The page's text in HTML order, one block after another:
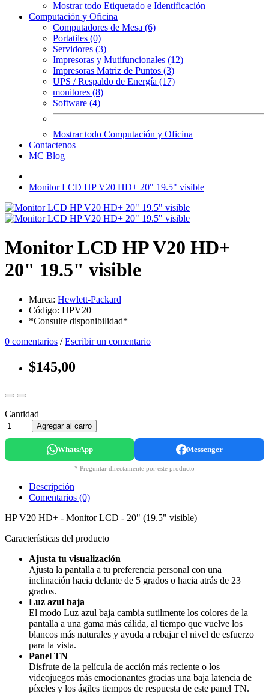
Mostrar todo Etiquetado e Identificación
Computación y Oficina
Computadores de Mesa (6)
Portatiles (0)
Servidores (3)
Impresoras y Mutifuncionales (12)
Impresoras Matriz de Puntos (3)
UPS / Respaldo de Energía (17)
monitores (8)
Software (4)
Mostrar todo Computación y Oficina
Contactenos
MC Blog
Monitor LCD HP V20 HD+ 20" 19.5" visible
Monitor LCD HP V20 HD+
20" 19.5" visible
Marca: Hewlett-Packard
Código: HPV20
*Consulte disponibilidad*
0 comentarios /Escribir un comentario
$145,00
Cantidad
Agregar al carro
WhatsApp Messenger
* Preguntar directamente por este producto
Descripción
Comentarios (0)
HP V20 HD+ - Monitor LCD - 20" (19.5" visible)
Características del producto
Ajusta tu visualización
Ajusta la pantalla a tu preferencia personal con una
inclinación hacia delante de 5 grados o hacia atrás de 23
grados.
Luz azul baja
El modo Luz azul baja cambia sutilmente los colores de la
pantalla a una gama más cálida, al tiempo que vuelve los
blancos más naturales y ayuda a rebajar el nivel de esfuerzo
para la vista.
Panel TN
Disfrute de la película de acción más reciente o los
videojuegos más emocionantes gracias una baja latencia de
píxeles y los ágiles tiempos de respuesta de este panel TN.